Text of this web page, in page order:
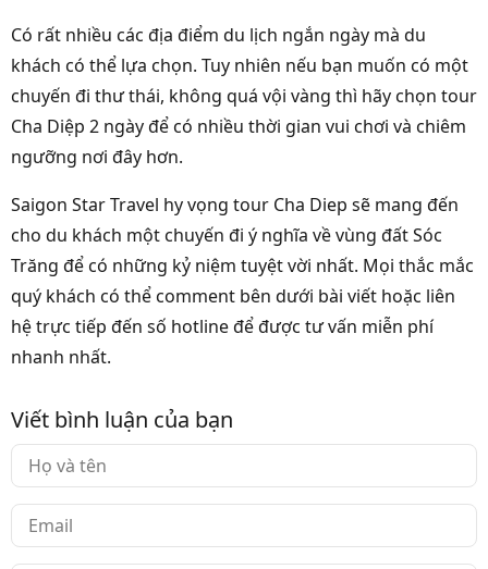
Có rất nhiều các địa điểm du lịch ngắn ngày mà du
khách có thể lựa chọn. Tuy nhiên nếu bạn muốn có một
chuyến đi thư thái, không quá vội vàng thì hãy chọn tour
Cha Diệp 2 ngày để có nhiều thời gian vui chơi và chiêm
ngưỡng nơi đây hơn.
Saigon Star Travel hy vọng tour Cha Diep sẽ mang đến
cho du khách một chuyến đi ý nghĩa về vùng đất Sóc
Trăng để có những kỷ niệm tuyệt vời nhất. Mọi thắc mắc
quý khách có thể comment bên dưới bài viết hoặc liên
hệ trực tiếp đến số hotline để được tư vấn miễn phí
nhanh nhất.
Viết bình luận của bạn